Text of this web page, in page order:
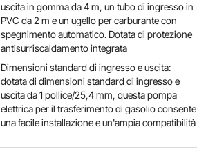
uscita in gomma da 4 m, un tubo di ingresso in
PVC da 2 m e un ugello per carburante con
spegnimento automatico. Dotata di protezione
antisurriscaldamento integrata
Dimensioni standard di ingresso e uscita:
dotata di dimensioni standard di ingresso e
uscita da 1 pollice/25,4 mm, questa pompa
elettrica per il trasferimento di gasolio consente
una facile installazione e un'ampia compatibilità